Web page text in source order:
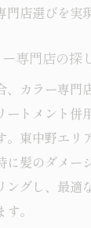
店選びを実
専門店の探
、カラー専門
ートメント併
。東中野エリ
に髪のダメー
ングし、最適
。